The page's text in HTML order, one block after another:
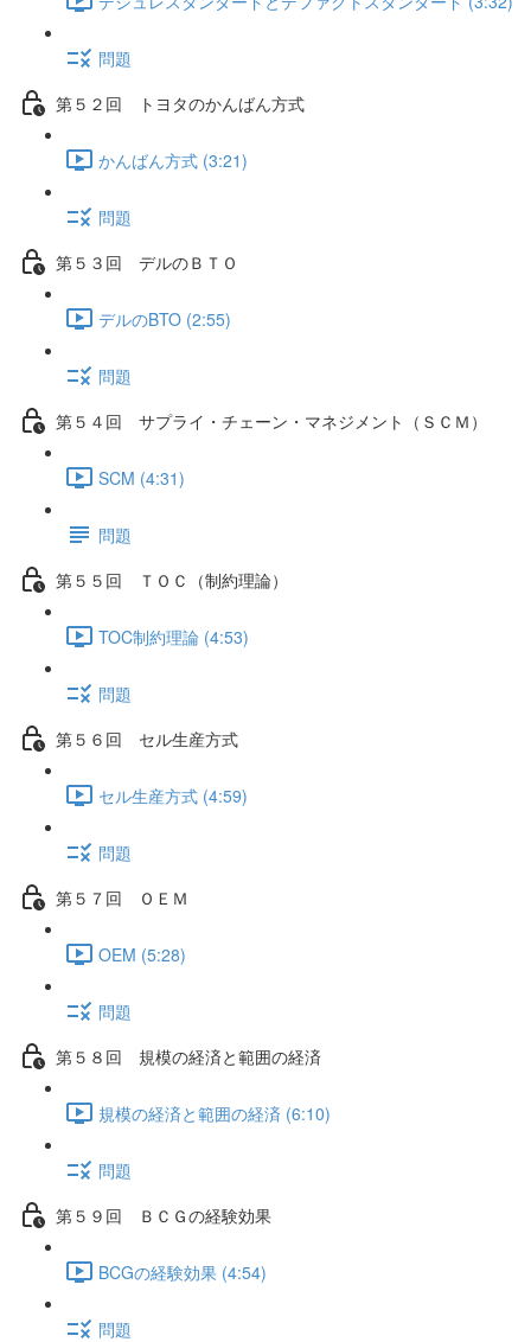
問題
第５２回 トヨタのかんばん方式
かんばん方式 (3:21)
問題
第５３回 デルのＢＴＯ
デルのBTO (2:55)
問題
第５４回 サプライ・チェーン・マネジメント（ＳＣＭ）
SCM (4:31)
問題
第５５回 ＴＯＣ（制約理論）
TOC制約理論 (4:53)
問題
第５６回 セル生産方式
セル生産方式 (4:59)
問題
第５７回 ＯＥＭ
OEM (5:28)
問題
第５８回 規模の経済と範囲の経済
規模の経済と範囲の経済 (6:10)
問題
第５９回 ＢＣＧの経験効果
BCGの経験効果 (4:54)
問題